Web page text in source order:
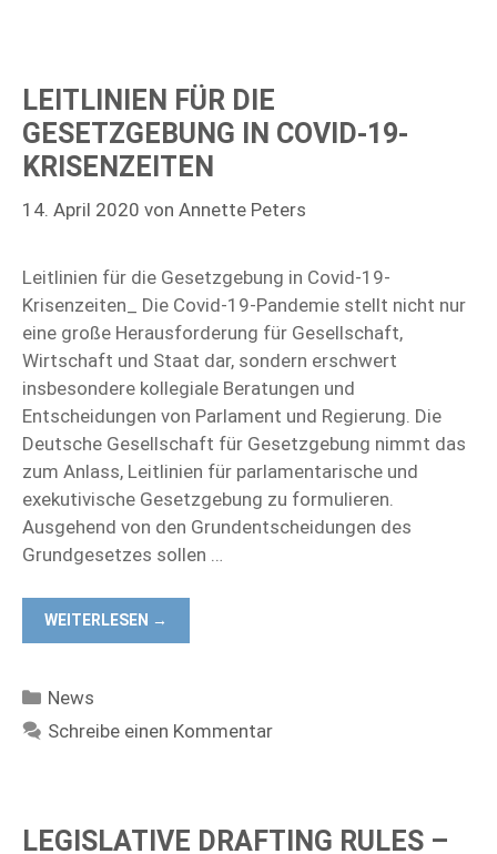
LEITLINIEN FÜR DIE
GESETZGEBUNG IN COVID-19-
KRISENZEITEN
14. April 2020 von Annette Peters
Leitlinien für die Gesetzgebung in Covid-19-
Krisenzeiten_ Die Covid-19-Pandemie stellt nicht nur
eine große Herausforderung für Gesellschaft,
Wirtschaft und Staat dar, sondern erschwert
insbesondere kollegiale Beratungen und
Entscheidungen von Parlament und Regierung. Die
Deutsche Gesellschaft für Gesetzgebung nimmt das
zum Anlass, Leitlinien für parlamentarische und
exekutivische Gesetzgebung zu formulieren.
Ausgehend von den Grundentscheidungen des
Grundgesetzes sollen …
WEITERLESEN →
Kategorien
News
Schreibe einen Kommentar
LEGISLATIVE DRAFTING RULES –